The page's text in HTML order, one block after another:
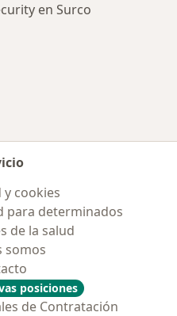
en Surco
y cookies
para determinados
de la salud
somos
posiciones
de Contratación